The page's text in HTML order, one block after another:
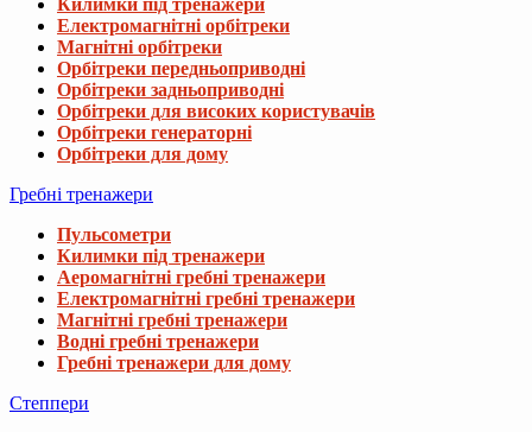
Килимки під тренажери
Електромагнітні орбітреки
Магнітні орбітреки
Орбітреки передньоприводні
Орбітреки задньоприводні
Орбітреки для високих користувачів
Орбітреки генераторні
Орбітреки для дому
Гребні тренажери
Пульсометри
Килимки під тренажери
Аеромагнітні гребні тренажери
Електромагнітні гребні тренажери
Магнітні гребні тренажери
Водні гребні тренажери
Гребні тренажери для дому
Степпери